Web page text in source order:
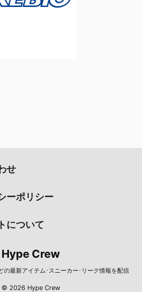
せ
ーポリシー
について
Hype Crew
最新アイテム･スニーカー･リーク情報を配信
© 2026 Hype Crew